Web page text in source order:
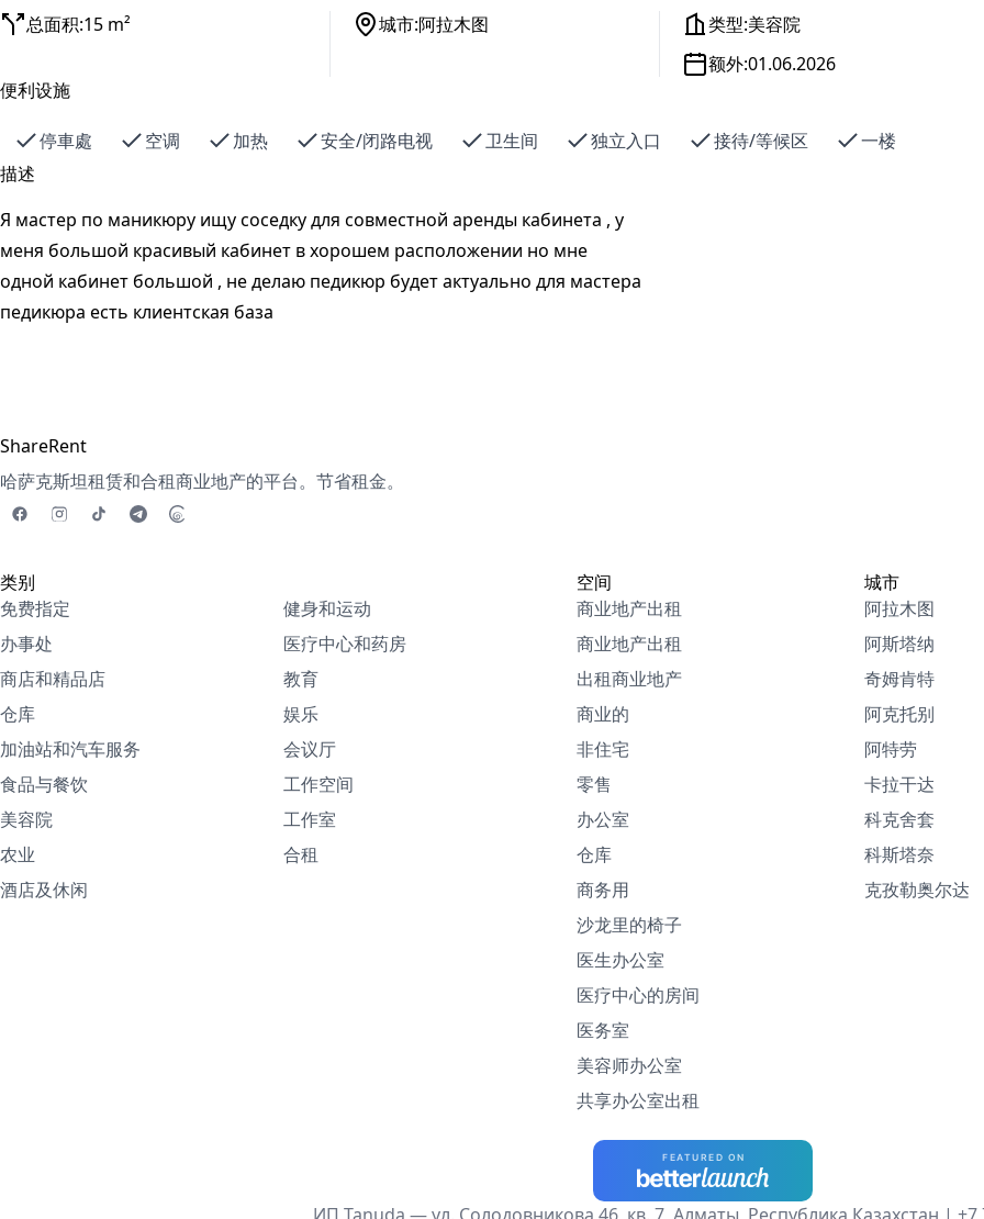
总面积:15 m² 城市:阿拉木图 类型:美容院
额外:01.06.2026
便利设施
停車處 空调 加热 安全/闭路电视 卫生间 独立入口 接待/等候区
一楼
描述
Я мастер по маникюру ищу соседку для совместной аренды кабинета , у
меня большой красивый кабинет в хорошем расположении но мне
одной кабинет большой , не делаю педикюр будет актуально для мастера
педикюра есть клиентская база
ShareRent
哈萨克斯坦租赁和合租商业地产的平台。节省租金。
类别
免费指定
办事处
商店和精品店
仓库
加油站和汽车服务
食品与餐饮
美容院
农业
酒店及休闲
健身和运动
医疗中心和药房
教育
娱乐
会议厅
工作空间
工作室
合租
空间
商业地产出租
商业地产出租
出租商业地产
商业的
非住宅
零售
办公室
仓库
商务用
沙龙里的椅子
医生办公室
医疗中心的房间
医务室
美容师办公室
共享办公室出租
城市
阿拉木图
阿斯塔纳
奇姆肯特
阿克托别
阿特劳
卡拉干达
科克舍套
科斯塔奈
克孜勒奥尔达